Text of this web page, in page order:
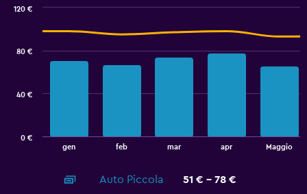
gen feb mar apr Maggio
0 €
40 €
80 €
120 €
Auto Piccola
51 € - 78 €